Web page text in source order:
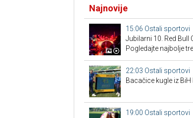
Najnovije
15:06 Ostali sportovi
Jubilarni 10. Red Bull
Pogledajte najbolje
22:03 Ostali sportovi
Bacačice kugle iz
19:00 Ostali sportovi